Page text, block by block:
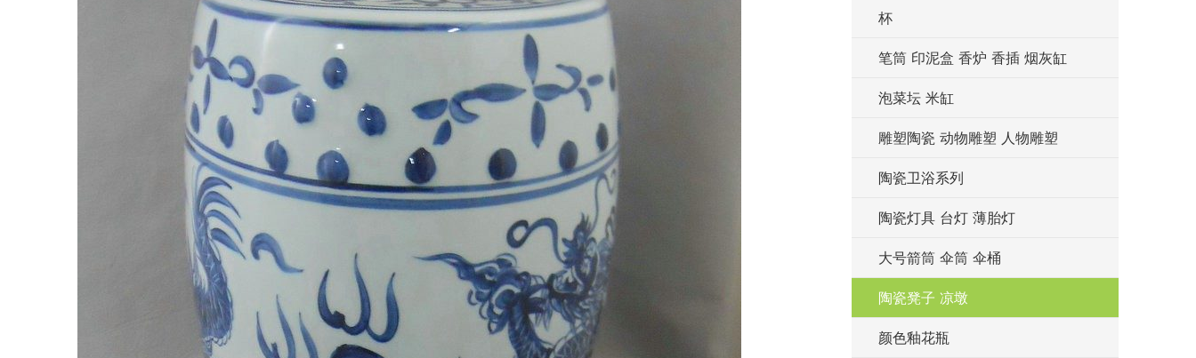
杯
笔筒 印泥盒 香炉 香插 烟灰缸
泡菜坛 米缸
雕塑陶瓷 动物雕塑 人物雕塑
陶瓷卫浴系列
陶瓷灯具 台灯 薄胎灯
大号箭筒 伞筒 伞桶
陶瓷凳子 凉墩
颜色釉花瓶